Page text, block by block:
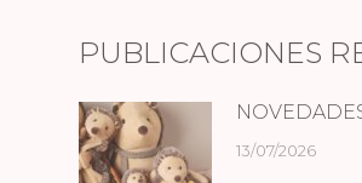
PUBLICACIONES
13/07/2026